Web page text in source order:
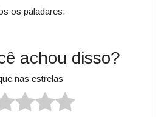
os paladares.
achou disso?
nas estrelas